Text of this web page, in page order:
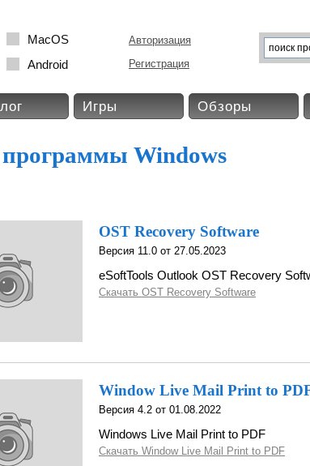
MacOS
Android
Авторизация
Регистрация
Игры Обзоры
программы Windows
OST Recovery Software
Версия 11.0 от 27.05.2023
eSoftTools Outlook OST Recovery
Скачать OST Recovery Software
Window Live Mail Print to
Версия 4.2 от 01.08.2022
Windows Live Mail Print to PDF
Скачать Window Live Mail Print to PDF